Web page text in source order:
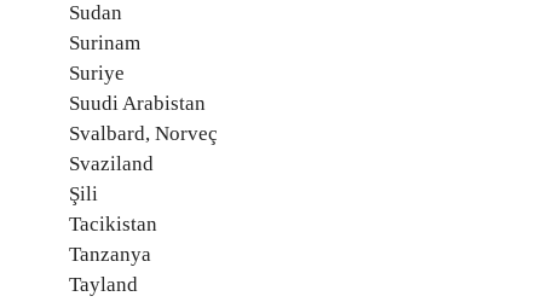
Sudan
Surinam
Suriye
Suudi Arabistan
Svalbard, Norveç
Svaziland
Şili
Tacikistan
Tanzanya
Tayland